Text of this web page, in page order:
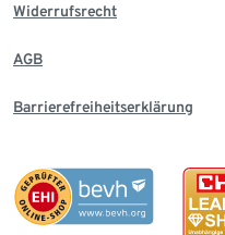
Widerrufsrecht
AGB
Barrierefreiheitserklärung